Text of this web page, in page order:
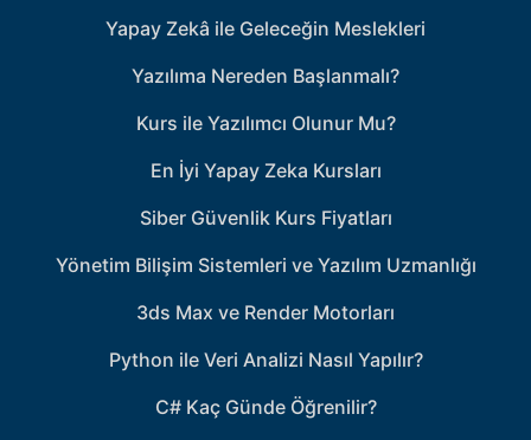
Yapay Zekâ ile Geleceğin Meslekleri
Yazılıma Nereden Başlanmalı?
Kurs ile Yazılımcı Olunur Mu?
En İyi Yapay Zeka Kursları
Siber Güvenlik Kurs Fiyatları
Yönetim Bilişim Sistemleri ve Yazılım Uzmanlığı
3ds Max ve Render Motorları
Python ile Veri Analizi Nasıl Yapılır?
C# Kaç Günde Öğrenilir?